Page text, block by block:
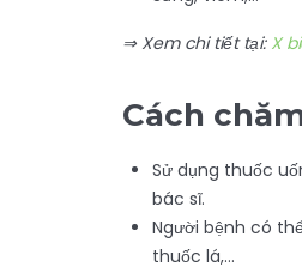
⇒ Xem chi tiết tại: X
Cách
Sử dụng thuốc
bác sĩ.
Người bệnh có
thuốc lá,…